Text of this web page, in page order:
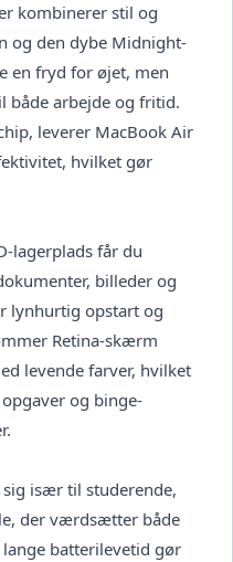
kombinerer stil og
og den dybe Midnight-
en fryd for øjet, men
både arbejde og fritid.
leverer MacBook Air
hvilket gør
lagerplads får du
billeder og
lynhurtig opstart og
Retina-skærm
levende farver, hvilket
og binge-
især til studerende,
der værdsætter både
batterilevetid gør